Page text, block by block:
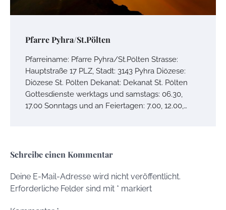
Pfarre Pyhra/St.Pölten
Pfarreiname: Pfarre Pyhra/St.Pölten Strasse:
Hauptstraße 17 PLZ, Stadt: 3143 Pyhra Diözese:
Diözese St. Pölten Dekanat: Dekanat St. Pölten
Gottesdienste werktags und samstags: 06.30,
17.00 Sonntags und an Feiertagen: 7.00, 12.00,…
Schreibe einen Kommentar
Deine E-Mail-Adresse wird nicht veröffentlicht.
Erforderliche Felder sind mit * markiert